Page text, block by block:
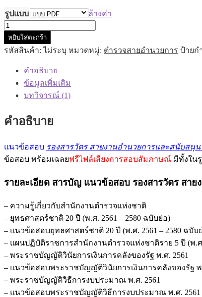
รูปแบบ ล้างค่า
หยิบใส่ตะกร้า
รหัสสินค้า:ไม่ระบุ หมวดหมู่: ตำรวจสายอำนวยการ ป้ายก
คำอธิบาย
ข้อมูลเพิ่มเติม
บทวิจารณ์ (1)
คำอธิบาย
แนวข้อสอบ รองสารวัตร สายงานอำนวยการและสนับสนุน
ข้อสอบ พร้อมเฉลยฟรีไฟล์เสียงการสอบสัมภาษณ์ มีทั้งใน
รายละเอียด สารบัญ แนวข้อสอบ รองสารวัตร สา
– ความรู้เกี่ยวกับสำนักงานตำรวจแห่งชาติ
– ยุทธศาสตร์ชาติ 20 ปี (พ.ศ. 2561 – 2580 ฉบับย่อ)
– แนวข้อสอบยุทธศาสตร์ชาติ 20 ปี (พ.ศ. 2561 – 2580 ฉบับ
– แผนปฏิบัติราชการสำนักงานตำรวจแห่งชาติราย 5 ปี (พ.ศ.
– พระราชบัญญัติวินัยการเงินการคลังของรัฐ พ.ศ. 2561
– แนวข้อสอบพระราชบัญญัติวินัยการเงินการคลังของรัฐ พ.
– พระราชบัญญัติวิธีการงบประมาณ พ.ศ. 2561
– แนวข้อสอบพระราชบัญญัติวิธีการงบประมาณ พ.ศ. 2561